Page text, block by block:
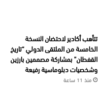
تتأهب أكادير لاحتضان النسخة
الخامسة من الملتقى الدولي “تاريخ
القفطان” بمشاركة مصممين بارزين
وشخصيات دبلوماسية رفيعة
منذ 11 ساعة